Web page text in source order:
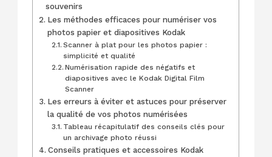
souvenirs
Les méthodes efficaces pour numériser vos
photos papier et diapositives Kodak
Scanner à plat pour les photos papier :
simplicité et qualité
Numérisation rapide des négatifs et
diapositives avec le Kodak Digital Film
Scanner
Les erreurs à éviter et astuces pour préserver
la qualité de vos photos numérisées
Tableau récapitulatif des conseils clés pour
un archivage photo réussi
Conseils pratiques et accessoires Kodak